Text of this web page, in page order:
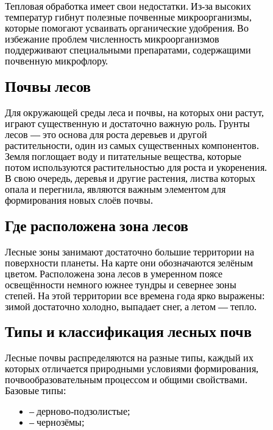
Тепловая обработка имеет свои недостатки. Из-за высоких
температур гибнут полезные почвенные микроорганизмы,
которые помогают усваивать органические удобрения. Во
избежание проблем численность микроорганизмов
поддерживают специальными препаратами, содержащими
почвенную микрофлору.
Почвы лесов
Для окружающей среды леса и почвы, на которых они растут,
играют существенную и достаточно важную роль. Грунты
лесов — это основа для роста деревьев и другой
растительности, один из самых существенных компонентов.
Земля поглощает воду и питательные вещества, которые
потом используются растительностью для роста и укоренения.
В свою очередь, деревья и другие растения, листва которых
опала и перегнила, являются важным элементом для
формирования новых слоёв почвы.
Где расположена зона лесов
Лесные зоны занимают достаточно большие территории на
поверхности планеты. На карте они обозначаются зелёным
цветом. Расположена зона лесов в умеренном поясе
освещённости немного южнее тундры и севернее зоны
степей. На этой территории все времена года ярко выражены:
зимой достаточно холодно, выпадает снег, а летом — тепло.
Типы и классификация лесных почв
Лесные почвы распределяются на разные типы, каждый их
которых отличается природными условиями формирования,
почвообразовательным процессом и общими свойствами.
Базовые типы:
– дерново-подзолистые;
– чернозёмы;